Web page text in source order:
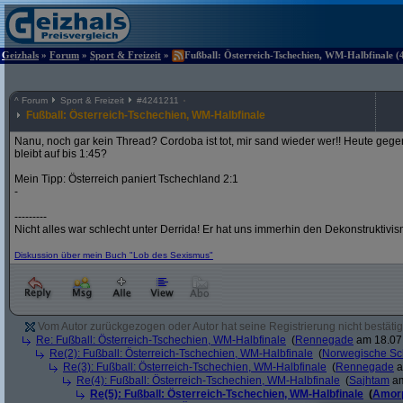
Geizhals » Forum » Sport & Freizeit » Fußball: Österreich-Tschechien, WM-Halbfinale
^ Forum Sport & Freizeit #4241211
Fußball: Österreich-Tschechien, WM-Halbfinale
Nanu, noch gar kein Thread? Cordoba ist tot, mir sand wieder wer!! Heute
bleibt auf bis 1:45?
Mein Tipp: Österreich paniert Tschechland 2:1
-
---------
Nicht alles war schlecht unter Derrida! Er hat uns immerhin den
Diskussion über mein Buch "Lob des Sexismus"
Vom Autor zurückgezogen oder Autor hat seine Registrierung nicht
Re: Fußball: Österreich-Tschechien, WM-Halbfinale (Rennegade am
Re(2): Fußball: Österreich-Tschechien, WM-Halbfinale (Norwegische
Re(3): Fußball: Österreich-Tschechien, WM-Halbfinale (Rennegade
Re(4): Fußball: Österreich-Tschechien, WM-Halbfinale (Sajhtam
Re(5): Fußball: Österreich-Tschechien, WM-Halbfinale (